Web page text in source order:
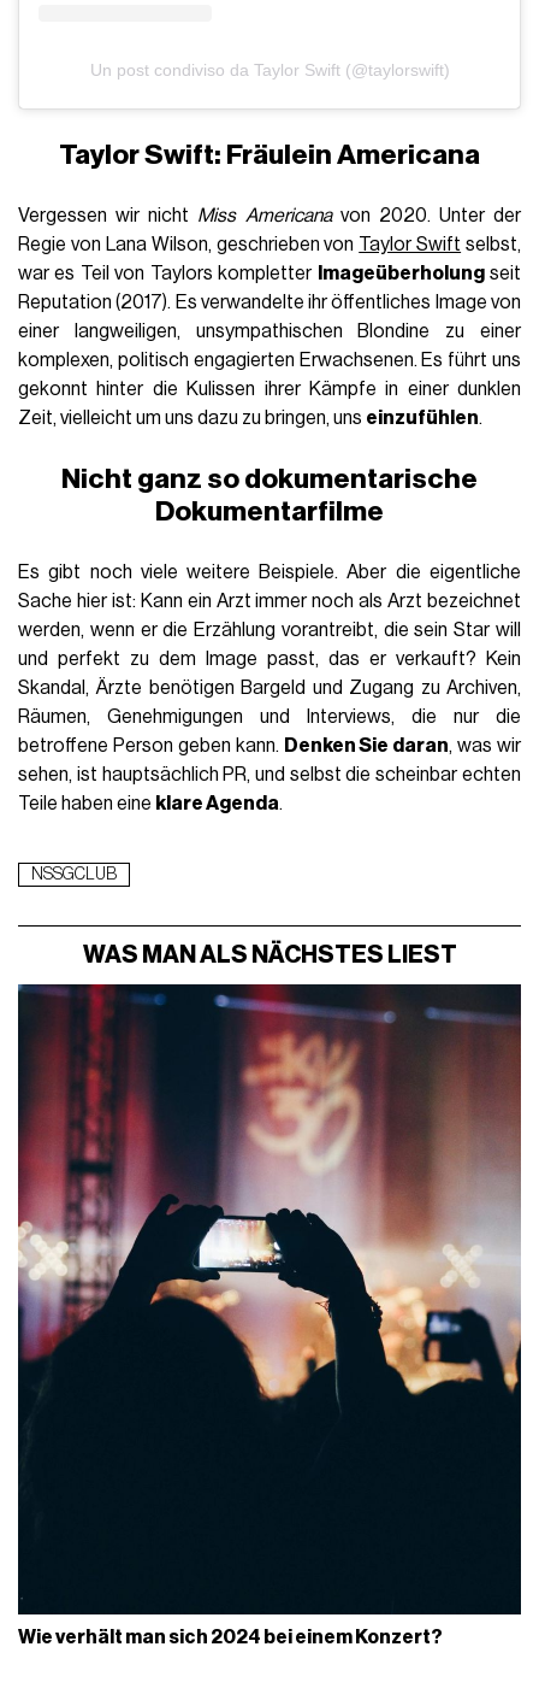
Un post condiviso da Taylor Swift (@taylorswift)
Taylor Swift: Fräulein Americana
Vergessen wir nicht Miss Americanavon 2020. Unter der
Regie von Lana Wilson, geschrieben von Taylor Swift selbst,
war es Teil von Taylors kompletter Imageüberholungseit
Reputation (2017). Es verwandelte ihr öffentliches Image von
einer langweiligen, unsympathischen Blondine zu einer
komplexen, politisch engagierten Erwachsenen. Es führt uns
gekonnt hinter die Kulissen ihrer Kämpfe in einer dunklen
Zeit, vielleicht um uns dazu zu bringen, uns einzufühlen.
Nicht ganz so dokumentarische
Dokumentarfilme
Es gibt noch viele weitere Beispiele. Aber die eigentliche
Sache hier ist: Kann ein Arzt immer noch als Arzt bezeichnet
werden, wenn er die Erzählung vorantreibt, die sein Star will
und perfekt zu dem Image passt, das er verkauft? Kein
Skandal, Ärzte benötigen Bargeld und Zugang zu Archiven,
Räumen, Genehmigungen und Interviews, die nur die
betroffene Person geben kann. Denken Sie daran, was wir
sehen, ist hauptsächlich PR, und selbst die scheinbar echten
Teile haben eine klare Agenda.
NSSGCLUB
WAS MAN ALS NÄCHSTES LIEST
Wie verhält man sich 2024 bei einem Konzert?